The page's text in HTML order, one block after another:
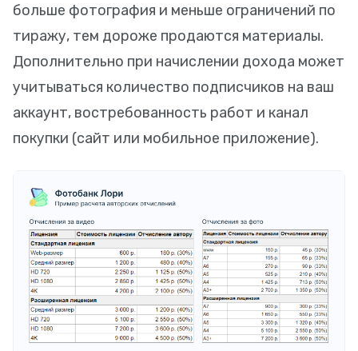
больше фотография и меньше ограничений по
тиражу, тем дороже продаются материалы.
Дополнительно при начислении дохода может
учитываться количество подписчиков на ваш
аккаунт, востребованность работ и канал
покупки (сайт или мобильное приложение).